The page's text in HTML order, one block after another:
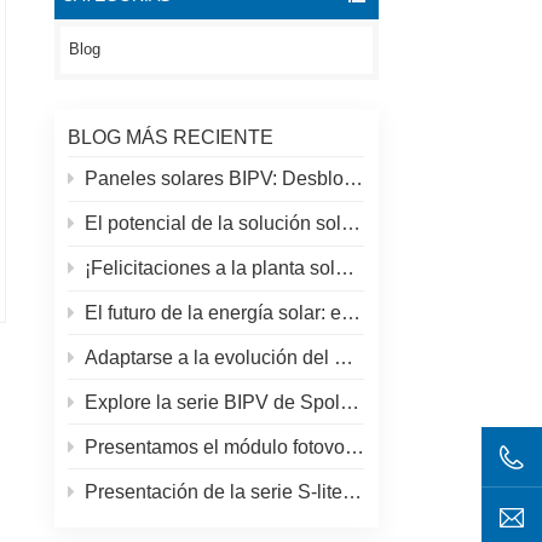
Blog
BLOG MÁS RECIENTE
Paneles solares BIPV: Desbloqueando nuevas oportunidades solares más allá de los tejados tradicionales.
El potencial de la solución solar y espolar en azoteas
¡Felicitaciones a la planta solar más alta del mundo en el Tíbet!
El futuro de la energía solar: el panel solar S-Elite Plus de 680 W de SpolarPV
Adaptarse a la evolución del mercado solar: la estrategia de SpolarPV para 2024
Explore la serie BIPV de SpolarPV: soluciones solares innovadoras para la arquitectura moderna
Presentamos el módulo fotovoltaico S-elite Plus de SpolarPV: generación de energía de doble cara con tecnología Topcon
Presentación de la serie S-lite de SpolarPV: paneles solares de vanguardia para máxima eficiencia